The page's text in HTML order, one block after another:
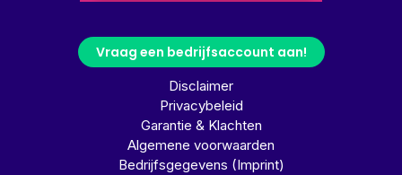
Vraag een bedrijfsaccount aan!
Disclaimer
Privacybeleid
Garantie & Klachten
Algemene voorwaarden
Bedrijfsgegevens (Imprint)